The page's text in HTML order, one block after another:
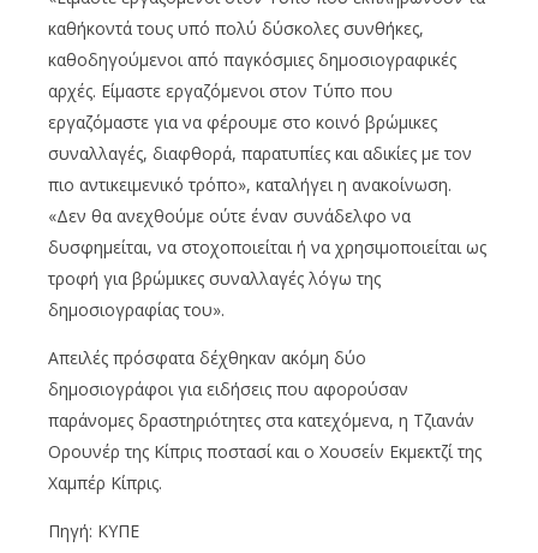
καθήκοντά τους υπό πολύ δύσκολες συνθήκες,
καθοδηγούμενοι από παγκόσμιες δημοσιογραφικές
αρχές. Είμαστε εργαζόμενοι στον Τύπο που
εργαζόμαστε για να φέρουμε στο κοινό βρώμικες
συναλλαγές, διαφθορά, παρατυπίες και αδικίες με τον
πιο αντικειμενικό τρόπο», καταλήγει η ανακοίνωση.
«Δεν θα ανεχθούμε ούτε έναν συνάδελφο να
δυσφημείται, να στοχοποιείται ή να χρησιμοποιείται ως
τροφή για βρώμικες συναλλαγές λόγω της
δημοσιογραφίας του».
Απειλές πρόσφατα δέχθηκαν ακόμη δύο
δημοσιογράφοι για ειδήσεις που αφορούσαν
παράνομες δραστηριότητες στα κατεχόμενα, η Τζιανάν
Ορουνέρ της Κίπρις ποστασί και ο Χουσείν Εκμεκτζί της
Χαμπέρ Κίπρις.
Πηγή: ΚΥΠΕ